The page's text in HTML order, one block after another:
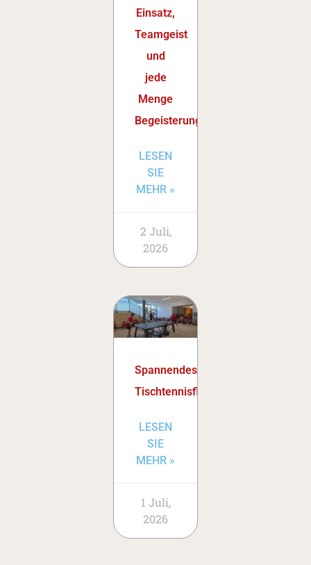
Einsatz,
Teamgeist
und
jede
Menge
Begeisterung
LESEN
SIE
MEHR »
2 Juli,
2026
Spannendes
Tischtennisfinale
LESEN
SIE
MEHR »
1 Juli,
2026